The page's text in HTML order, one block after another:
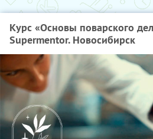
Курс «Основы поварского
Supermentor. Новосибирск